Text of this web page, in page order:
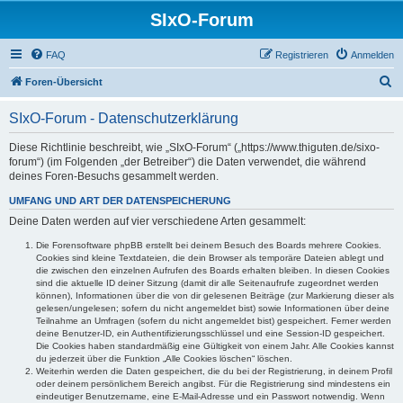
SIxO-Forum
FAQ Anmelden
Registrieren
Foren-Übersicht
SIxO-Forum - Datenschutzerklärung
Diese Richtlinie beschreibt, wie „SIxO-Forum“ („https://www.thiguten.de/sixo-
forum“) (im Folgenden „der Betreiber“) die Daten verwendet, die während
deines Foren-Besuchs gesammelt werden.
UMFANG UND ART DER DATENSPEICHERUNG
Deine Daten werden auf vier verschiedene Arten gesammelt:
Die Forensoftware phpBB erstellt bei deinem Besuch des Boards mehrere Cookies.
Cookies sind kleine Textdateien, die dein Browser als temporäre Dateien ablegt und
die zwischen den einzelnen Aufrufen des Boards erhalten bleiben. In diesen Cookies
sind die aktuelle ID deiner Sitzung (damit dir alle Seitenaufrufe zugeordnet werden
können), Informationen über die von dir gelesenen Beiträge (zur Markierung dieser als
gelesen/ungelesen; sofern du nicht angemeldet bist) sowie Informationen über deine
Teilnahme an Umfragen (sofern du nicht angemeldet bist) gespeichert. Ferner werden
deine Benutzer-ID, ein Authentifizierungsschlüssel und eine Session-ID gespeichert.
Die Cookies haben standardmäßig eine Gültigkeit von einem Jahr. Alle Cookies kannst
du jederzeit über die Funktion „Alle Cookies löschen“ löschen.
Weiterhin werden die Daten gespeichert, die du bei der Registrierung, in deinem Profil
oder deinem persönlichem Bereich angibst. Für die Registrierung sind mindestens ein
eindeutiger Benutzername, eine E-Mail-Adresse und ein Passwort notwendig. Wenn